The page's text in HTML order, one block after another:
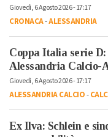
Giovedì, 6 Agosto 2026 - 17:17
CRONACA-ALESSANDRIA
Coppa Italia serie D:
Alessandria Calcio-
Giovedì, 6 Agosto 2026 - 17:17
ALESSANDRIA CALCIO-
Ex Ilva: Schlein e